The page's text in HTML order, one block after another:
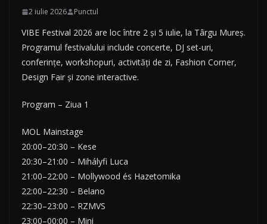
2 iulie 2026 Punctul
VIBE Festival 2026 are loc între 2 și 5 iulie, la Târgu Mureș.
Programul festivalului include concerte, DJ set-uri,
conferințe, workshopuri, activități de zi, Fashion Corner,
Design Fair și zone interactive.
Program – Ziua 1
MOL Mainstage
20:00–20:30 – Kese
20:30–21:00 – Mihályfi Luca
21:00–22:00 – Mollywood és Hazetomika
22:00–22:30 – Belano
22:30–23:00 – RZMVS
23:00–00:00 – Mini